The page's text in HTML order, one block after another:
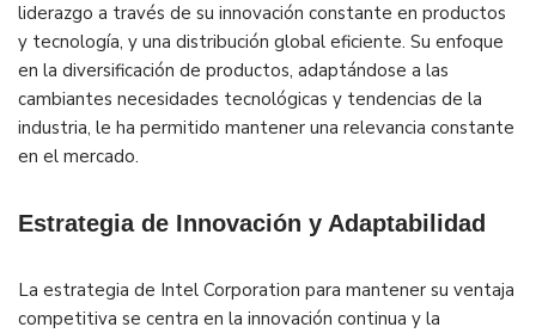
liderazgo a través de su innovación constante en productos
y tecnología, y una distribución global eficiente. Su enfoque
en la diversificación de productos, adaptándose a las
cambiantes necesidades tecnológicas y tendencias de la
industria, le ha permitido mantener una relevancia constante
en el mercado.
Estrategia de Innovación y Adaptabilidad
La estrategia de Intel Corporation para mantener su ventaja
competitiva se centra en la innovación continua y la